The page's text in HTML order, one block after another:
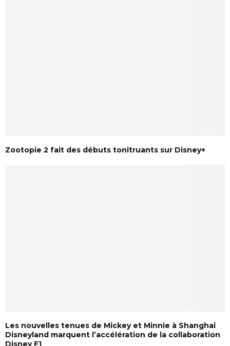
Zootopie 2 fait des débuts tonitruants sur Disney+
Les nouvelles tenues de Mickey et Minnie à Shanghai
Disneyland marquent l’accélération de la collaboration
Disney F1